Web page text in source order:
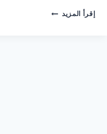
إقرأ المزيد رسمياً..